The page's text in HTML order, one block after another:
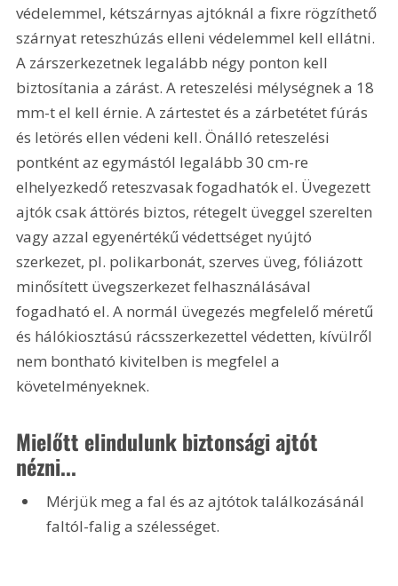
védelemmel, kétszárnyas ajtóknál a fixre rögzíthető
szárnyat reteszhúzás elleni védelemmel kell ellátni.
A zárszerkezetnek legalább négy ponton kell
biztosítania a zárást. A reteszelési mélységnek a 18
mm-t el kell érnie. A zártestet és a zárbetétet fúrás
és letörés ellen védeni kell. Önálló reteszelési
pontként az egymástól legalább 30 cm-re
elhelyezkedő reteszvasak fogadhatók el. Üvegezett
ajtók csak áttörés biztos, rétegelt üveggel szerelten
vagy azzal egyenértékű védettséget nyújtó
szerkezet, pl. polikarbonát, szerves üveg, fóliázott
minősített üvegszerkezet felhasználásával
fogadható el. A normál üvegezés megfelelő méretű
és hálókiosztású rácsszerkezettel védetten, kívülről
nem bontható kivitelben is megfelel a
követelményeknek.
Mielőtt elindulunk biztonsági ajtót
nézni...
Mérjük meg a fal és az ajtótok találkozásánál
faltól-falig a szélességet.